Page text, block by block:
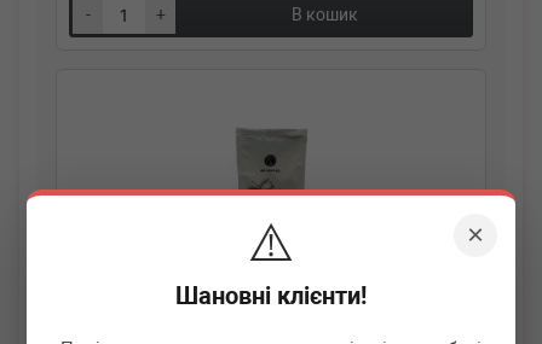
×
⚠️
Шановні клієнти!
- + В кошик